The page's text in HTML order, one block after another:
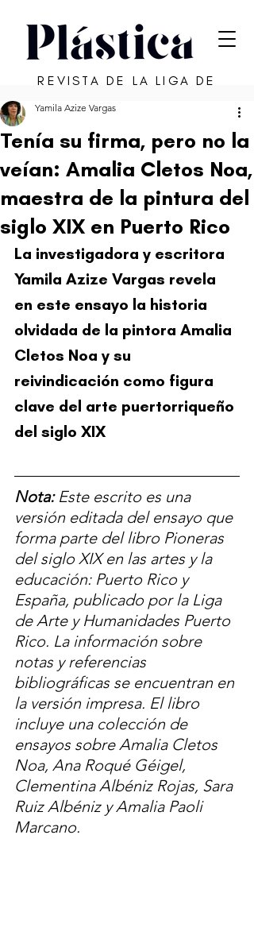
REVISTA DE LA LIGA DE
Tenía su firma, pero no la
veían: Amalia Cletos Noa,
maestra de la pintura del
siglo XIX en Puerto Rico
Yamila Azize Vargas
La investigadora y escritora
Yamila Azize Vargas revela
en este ensayo la historia
olvidada de la pintora Amalia
Cletos Noa y su
reivindicación como figura
clave del arte puertorriqueño
del siglo XIX
Nota: Este escrito es una
versión editada del ensayo que
forma parte del libro Pioneras
del siglo XIX en las artes y la
educación: Puerto Rico y
España, publicado por la Liga
de Arte y Humanidades Puerto
Rico. La información sobre
notas y referencias
bibliográficas se encuentran en
la versión impresa. El libro
incluye una colección de
ensayos sobre Amalia Cletos
Noa, Ana Roqué Géigel,
Clementina Albéniz Rojas, Sara
Ruiz Albéniz y Amalia Paoli
Marcano.